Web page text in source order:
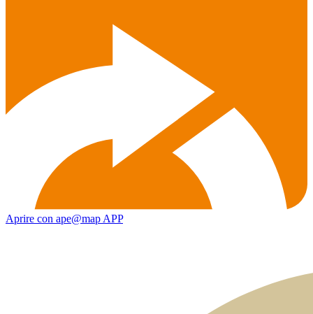
Aprire con ape@map APP